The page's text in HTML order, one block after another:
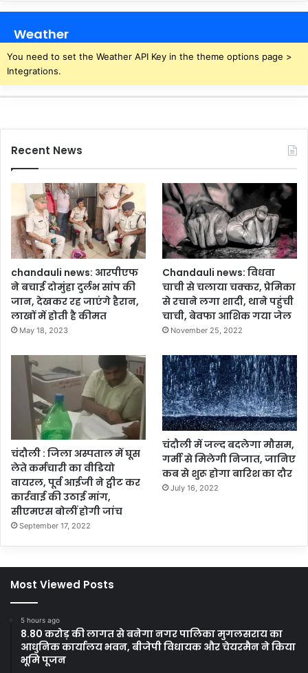
Weather
You need to set the Weather API Key in the theme options page >
Integrations.
Recent News
chandauli news: आरपीएफ
ने बचाई दोमुंहा दुर्लभ सांप की
जान, देखकर रह जाएंगे हैरान,
लाखों में होती है कीमत
May 18, 2023
Chandauli news: विधवा
चाची से चलाया चक्कर, प्रेमिका
से रचाने लगा शादी, थाने पहुंची
चाची, बेवफा आशिक गया जेल
November 25, 2022
चंदौली : जिला अस्पताल में घूस
लेते कर्मचारी का वीडियो
वायरल, पूर्व आईजी ने ट्वीट कर
कार्रवाई की उठाई मांग,
सीएमएस बोलीं होगी जांच
September 17, 2022
चंदौली में जल्द बदलेगा मौसम,
गर्मी से मिलेगी निजात, जानिए
कब से शुरू होगा बारिश का दौर
July 16, 2022
Most Viewed Posts
5 hours ago
8.80 करोड़ की लागत से बनेगा नगर पालिका मुगलसराय का
आधुनिक कार्यालय भवन, बीजेपी विधायक और चेयरमैन ने किया
भूमि पूजन